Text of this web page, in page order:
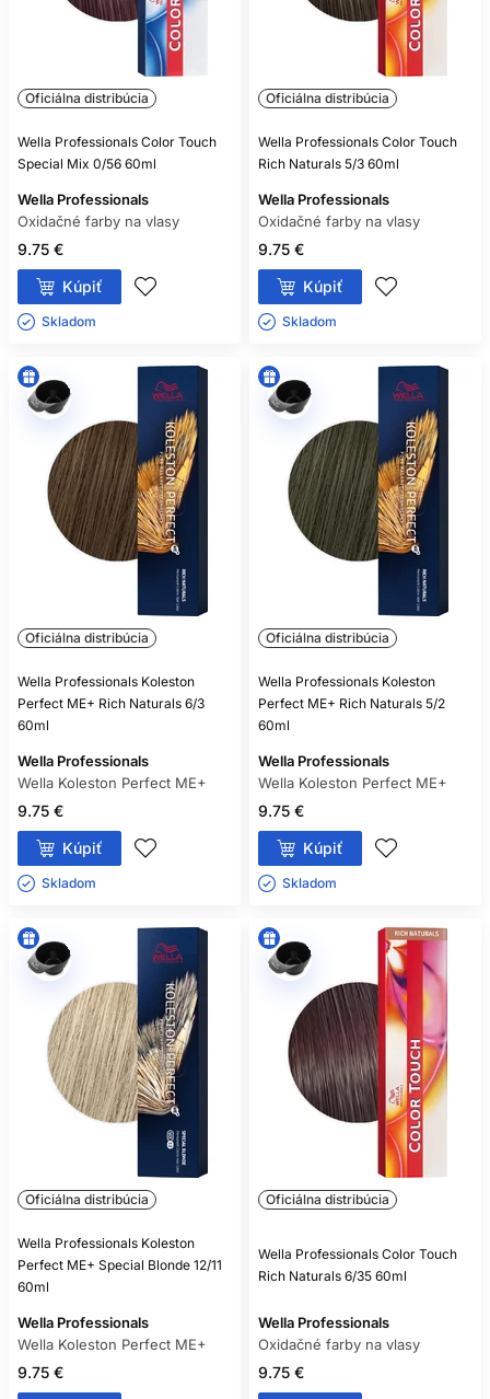
Oficiálna distribúcia
Wella Professionals Color Touch
Special Mix 0/56 60ml
Wella Professionals
Oxidačné farby na vlasy
9.75 €
Kúpiť
Skladom ㅤ
Oficiálna distribúcia
Wella Professionals Color Touch
Rich Naturals 5/3 60ml
Wella Professionals
Oxidačné farby na vlasy
9.75 €
Kúpiť
Skladom ㅤ
Oficiálna distribúcia
Wella Professionals Koleston
Perfect ME+ Rich Naturals 6/3
60ml
Wella Professionals
Wella Koleston Perfect ME+
9.75 €
Kúpiť
Skladom ㅤ
Oficiálna distribúcia
Wella Professionals Koleston
Perfect ME+ Rich Naturals 5/2
60ml
Wella Professionals
Wella Koleston Perfect ME+
9.75 €
Kúpiť
Skladom ㅤ
Oficiálna distribúcia
Wella Professionals Koleston
Perfect ME+ Special Blonde 12/11
60ml
Wella Professionals
Wella Koleston Perfect ME+
9.75 €
Oficiálna distribúcia
Wella Professionals Color Touch
Rich Naturals 6/35 60ml
Wella Professionals
Oxidačné farby na vlasy
9.75 €